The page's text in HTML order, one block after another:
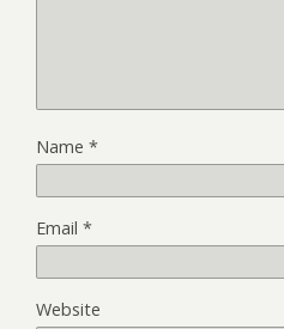
Name *
Email *
Website